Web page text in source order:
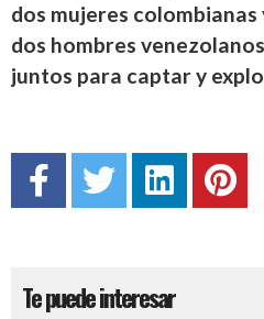
dos mujeres colombianas
dos hombres
juntos para captar y
Te puede interesar